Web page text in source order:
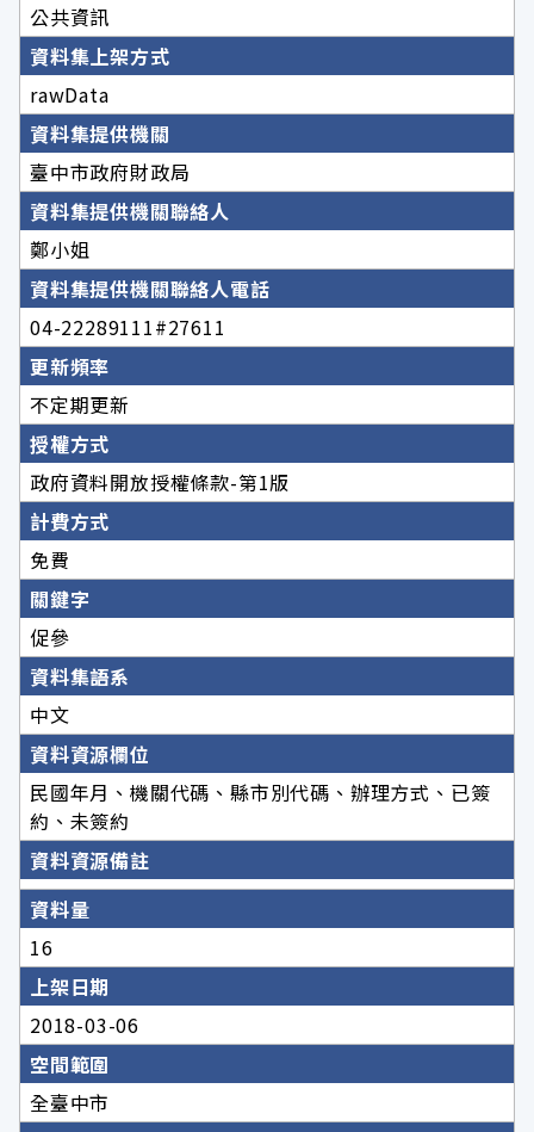
公共資訊
資料集上架方式
rawData
資料集提供機關
臺中市政府財政局
資料集提供機關聯絡人
鄭小姐
資料集提供機關聯絡人電話
04-22289111#27611
更新頻率
不定期更新
授權方式
政府資料開放授權條款-第1版
計費方式
免費
關鍵字
促參
資料集語系
中文
資料資源欄位
民國年月、機關代碼、縣市別代碼、辦理方式、已簽
約、未簽約
資料資源備註
資料量
16
上架日期
2018-03-06
空間範圍
全臺中市